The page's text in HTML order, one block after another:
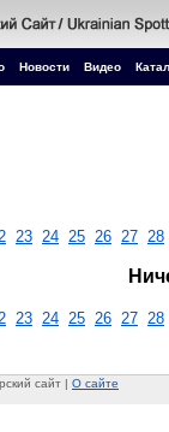
Новости Видео
23 24 25 26 27 28
23 24 25 26 27 28
сайт | О сайте